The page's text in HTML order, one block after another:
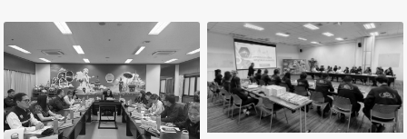
ข่าวสารจังหวัด